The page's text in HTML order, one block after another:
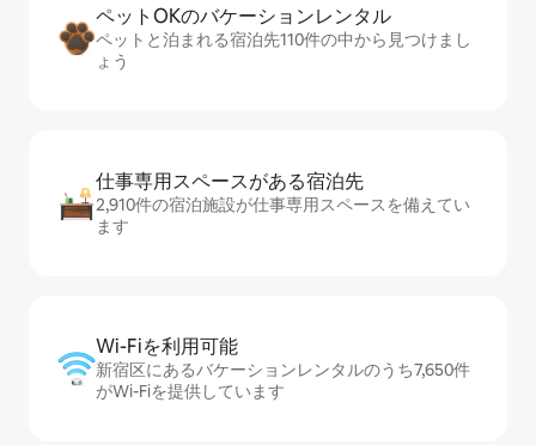
ペットOKのバ⁠ケ⁠ー⁠シ⁠ョ⁠ンレ⁠ン⁠タ⁠ル
ペットと泊まれる宿泊先110件の中から見つけまし
ょう
仕事専用ス⁠ペ⁠ー⁠スがあ⁠る宿⁠泊⁠先
2,910件の宿泊施設が仕事専用スペースを備えてい
ます
Wi-Fiを利⁠用⁠可⁠能
新宿区にあるバケーションレンタルのうち7,650件
がWi-Fiを提供しています